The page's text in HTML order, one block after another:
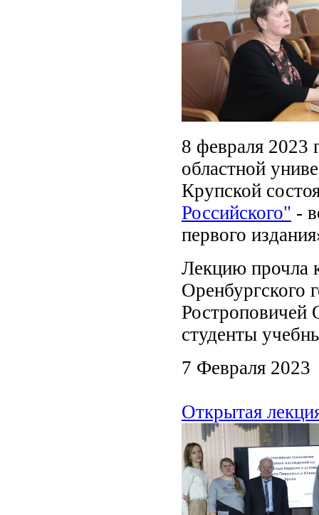
8 февраля 2023
областной
Крупской
Российского" -
первого
Лекцию прочла
Оренбургского
Ростроповичей
студенты
7 Февраля 2023
Открытая